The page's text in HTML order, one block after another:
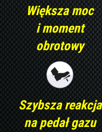
Większa moc
i moment
obrotowy
Szybsza reakcja
na pedał gazu